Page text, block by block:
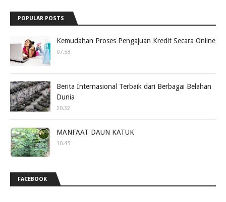
POPULAR POSTS
Kemudahan Proses Pengajuan Kredit Secara Online
07.58
Berita Internasional Terbaik dari Berbagai Belahan
Dunia
20.32
MANFAAT DAUN KATUK
10.45
FACEBOOK